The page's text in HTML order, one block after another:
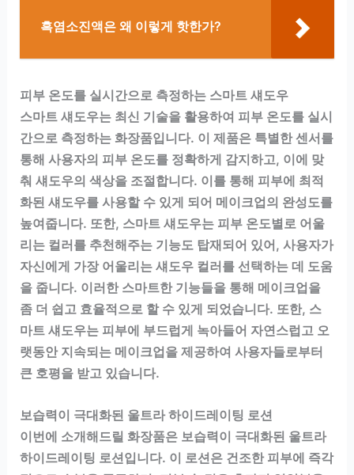
흑염소진액은 왜 이렇게 핫한가?
피부 온도를 실시간으로 측정하는 스마트 섀도우
스마트 섀도우는 최신 기술을 활용하여 피부 온도를 실시
간으로 측정하는 화장품입니다. 이 제품은 특별한 센서를
통해 사용자의 피부 온도를 정확하게 감지하고, 이에 맞
춰 섀도우의 색상을 조절합니다. 이를 통해 피부에 최적
화된 섀도우를 사용할 수 있게 되어 메이크업의 완성도를
높여줍니다. 또한, 스마트 섀도우는 피부 온도별로 어울
리는 컬러를 추천해주는 기능도 탑재되어 있어, 사용자가
자신에게 가장 어울리는 섀도우 컬러를 선택하는 데 도움
을 줍니다. 이러한 스마트한 기능들을 통해 메이크업을
좀 더 쉽고 효율적으로 할 수 있게 되었습니다. 또한, 스
마트 섀도우는 피부에 부드럽게 녹아들어 자연스럽고 오
랫동안 지속되는 메이크업을 제공하여 사용자들로부터
큰 호평을 받고 있습니다.
보습력이 극대화된 울트라 하이드레이팅 로션
이번에 소개해드릴 화장품은 보습력이 극대화된 울트라
하이드레이팅 로션입니다. 이 로션은 건조한 피부에 즉각